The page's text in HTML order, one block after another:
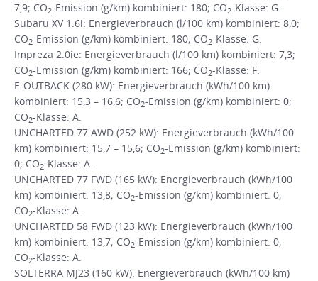
7,9; CO2-Emission (g/km) kombiniert: 180; CO2-Klasse: G.
Subaru XV 1.6i: Energieverbrauch (l/100 km) kombiniert: 8,0;
CO2-Emission (g/km) kombiniert: 180; CO2-Klasse: G.
Impreza 2.0ie: Energieverbrauch (l/100 km) kombiniert: 7,3;
CO2-Emission (g/km) kombiniert: 166; CO2-Klasse: F.
E-OUTBACK (280 kW): Energieverbrauch (kWh/100 km)
kombiniert: 15,3 – 16,6; CO2-Emission (g/km) kombiniert: 0;
CO2-Klasse: A.
UNCHARTED 77 AWD (252 kW): Energieverbrauch (kWh/100
km) kombiniert: 15,7 – 15,6; CO2-Emission (g/km) kombiniert:
0; CO2-Klasse: A.
UNCHARTED 77 FWD (165 kW): Energieverbrauch (kWh/100
km) kombiniert: 13,8; CO2-Emission (g/km) kombiniert: 0;
CO2-Klasse: A.
UNCHARTED 58 FWD (123 kW): Energieverbrauch (kWh/100
km) kombiniert: 13,7; CO2-Emission (g/km) kombiniert: 0;
CO2-Klasse: A.
SOLTERRA MJ23 (160 kW): Energieverbrauch (kWh/100 km)